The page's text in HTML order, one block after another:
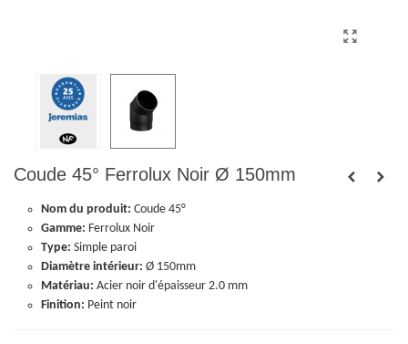
Coude 45° Ferrolux Noir Ø 150mm
Nom du produit: Coude 45°
Gamme: Ferrolux Noir
Type: Simple paroi
Diamètre intérieur: Ø 150mm
Matériau: Acier noir d'épaisseur 2.0 mm
Finition: Peint noir